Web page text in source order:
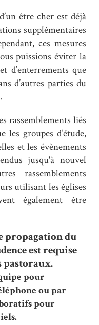
être cher est déjà
supplémentaires
ces mesures
puissions éviter la
d’enterrements que
d’autres parties du
rassemblements liés
les groupes d’étude,
et les évènements
jusqu'à nouvel
rassemblements
utilisant les églises
également être
propagation du
est requise
pastoraux.
pour
ou par
pour